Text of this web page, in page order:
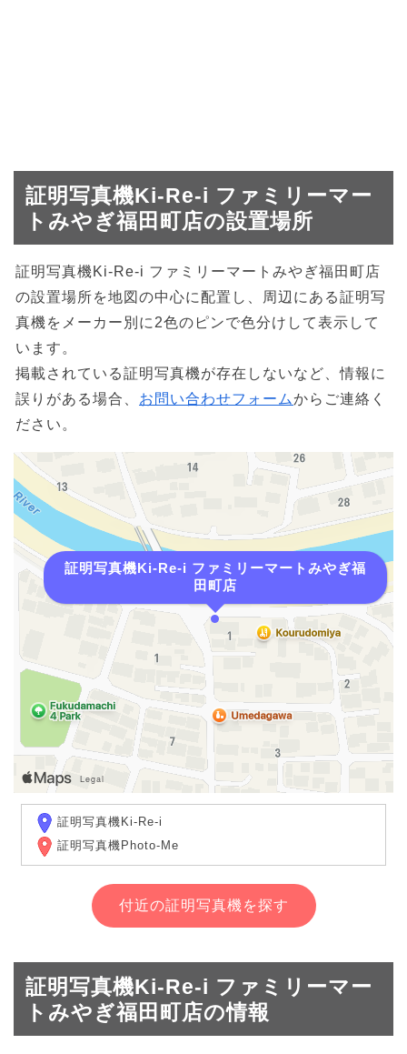
証明写真機Ki-Re-i ファミリーマー
トみやぎ福田町店の設置場所
証明写真機Ki-Re-i ファミリーマートみやぎ福田町店
の設置場所を地図の中心に配置し、周辺にある証明写
真機をメーカー別に2色のピンで色分けして表示して
います。
掲載されている証明写真機が存在しないなど、情報に
誤りがある場合、 お問い合わせフォームからご連絡く
ださい。
証明写真機Ki-Re-i ファミリーマートみやぎ福
田町店
証明写真機Ki-Re-i
証明写真機Photo-Me
付近の証明写真機を探す
証明写真機Ki-Re-i ファミリーマー
トみやぎ福田町店の情報